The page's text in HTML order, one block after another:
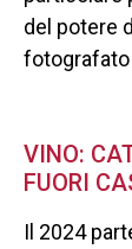
del potere
fotografato
VINO:
FUORI
Il 2024